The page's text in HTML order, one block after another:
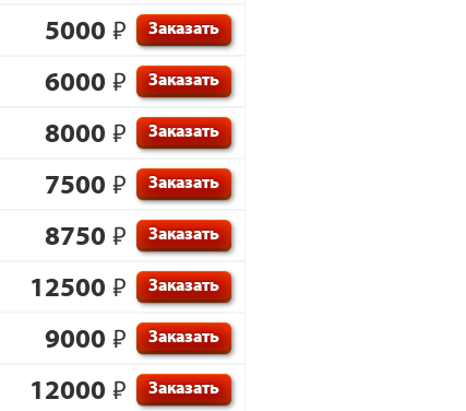
5000 ₽ Заказать
6000 ₽ Заказать
8000 ₽ Заказать
7500 ₽ Заказать
8750 ₽ Заказать
12500 ₽ Заказать
9000 ₽ Заказать
12000 ₽ Заказать